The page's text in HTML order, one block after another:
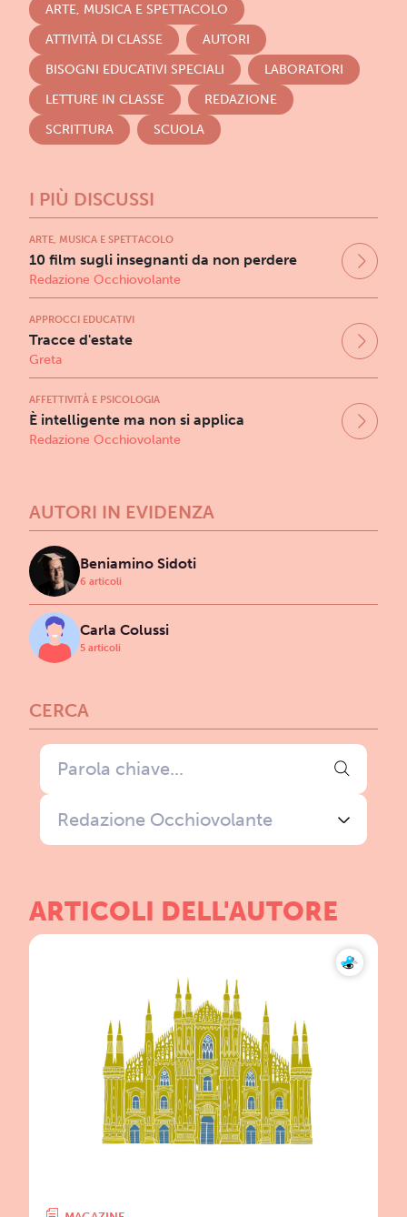
CERCA
Redazione Occhiovolante
ARTICOLI DELL'AUTORE
ARTE, MUSICA E SPETTACOLO
ATTIVITÀ DI CLASSE
AUTORI
BISOGNI EDUCATIVI SPECIALI
LABORATORI
LETTURE IN CLASSE
REDAZIONE
SCRITTURA
SCUOLA
I PIÙ DISCUSSI
ARTE, MUSICA E SPETTACOLO
10 film sugli insegnanti da non perdere
Redazione Occhiovolante
APPROCCI EDUCATIVI
Tracce d'estate
Greta
AFFETTIVITÀ E PSICOLOGIA
È intelligente ma non si applica
Redazione Occhiovolante
AUTORI IN EVIDENZA
Beniamino Sidoti
6 articoli
Carla Colussi
5 articoli